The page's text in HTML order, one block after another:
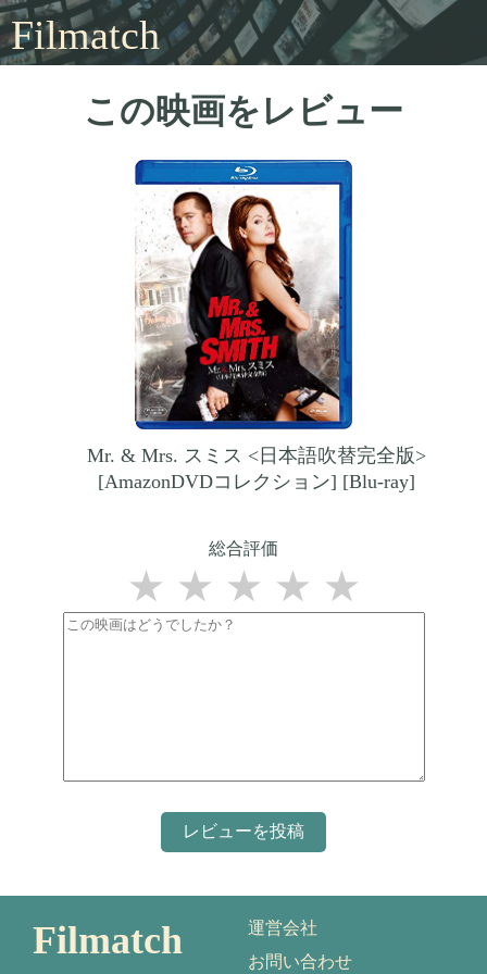
Filmatch
この映画をレビュー
Mr. & Mrs. スミス <日本語吹替完全版>
[AmazonDVDコレクション] [Blu-ray]
総合評価
★
★
★
★
★
Filmatch
運営会社
お問い合わせ